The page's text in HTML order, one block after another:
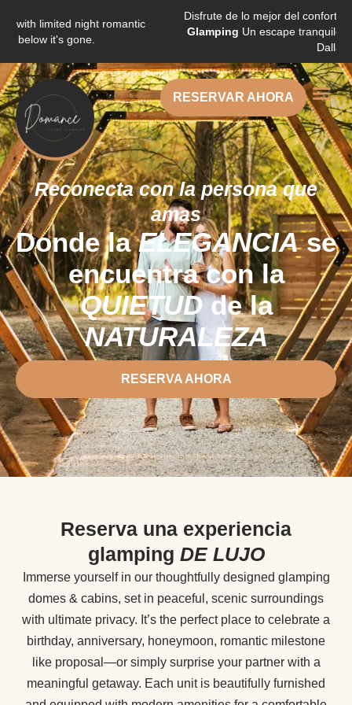
limited night romantic
it's gone.
Disfrute de lo mejor del confort y la
GlampingUn escape tranquilo y
Dallas.
RESERVAR AHORA
Reconecta con la persona que
amas
Donde laELEGANCIAse
encuentra con la
QUIETUDde la
NATURALEZA
RESERVA AHORA
Reserva una experiencia
glamping DE LUJO
Immerse yourself in our thoughtfully designed glamping
domes & cabins, set in peaceful, scenic surroundings
with ultimate privacy. It’s the perfect place to celebrate a
birthday, anniversary, honeymoon, romantic milestone
like proposal—or simply surprise your partner with a
meaningful getaway. Each unit is beautifully furnished